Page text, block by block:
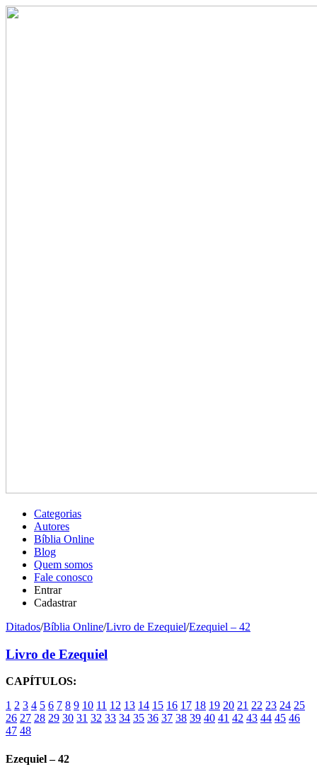
Categorias
Autores
Bíblia Online
Blog
Quem somos
Fale conosco
Entrar
Cadastrar
Ditados/Bíblia Online/Livro de Ezequiel/Ezequiel – 42
Livro de Ezequiel
CAPÍTULOS:
1 2 3 4 5 6 7 8 9 10 11 12 13 14 15 16 17 18 19 20 21 22 23 24 25
26 27 28 29 30 31 32 33 34 35 36 37 38 39 40 41 42 43 44 45 46
47 48
Ezequiel – 42